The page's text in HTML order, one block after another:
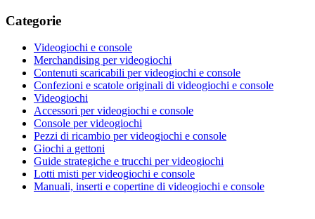
Categorie
Videogiochi e console
Merchandising per videogiochi
Contenuti scaricabili per videogiochi e console
Confezioni e scatole originali di videogiochi e console
Videogiochi
Accessori per videogiochi e console
Console per videogiochi
Pezzi di ricambio per videogiochi e console
Giochi a gettoni
Guide strategiche e trucchi per videogiochi
Lotti misti per videogiochi e console
Manuali, inserti e copertine di videogiochi e console